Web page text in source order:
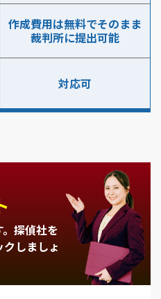
作成費用は無料でそのまま
裁判所に提出可能
対応可
探偵社を
しましょ